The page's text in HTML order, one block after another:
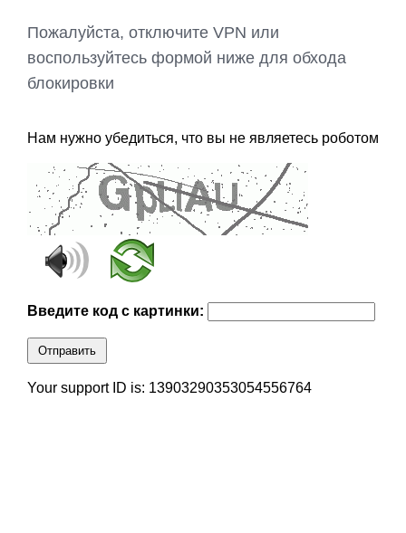
Пожалуйста, отключите VPN или
воспользуйтесь формой ниже для обхода
блокировки
Нам нужно убедиться, что вы не являетесь роботом
Введите код с картинки:
Отправить
Your support ID is: 13903290353054556764